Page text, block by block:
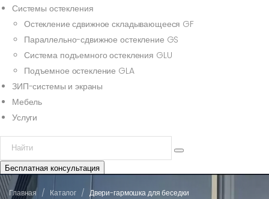
Системы остекления
Остекление сдвижное складывающееся GF
Параллельно-сдвижное остекление GS
Система подъемного остекления GLU
Подъемное остекление GLA
ЗИП-системы и экраны
Мебель
Услуги
Бесплатная консультация
Главная / Каталог / Двери-гармошка для беседки